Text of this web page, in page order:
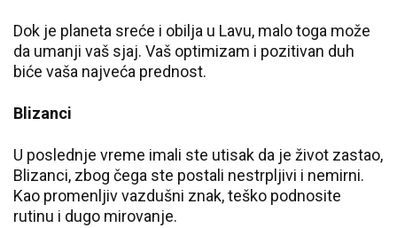
Dok je planeta sreće i obilja u Lavu, malo toga može
da umanji vaš sjaj. Vaš optimizam i pozitivan duh
biće vaša najveća prednost.
Blizanci
U poslednje vreme imali ste utisak da je život zastao,
Blizanci, zbog čega ste postali nestrpljivi i nemirni.
Kao promenljiv vazdušni znak, teško podnosite
rutinu i dugo mirovanje.